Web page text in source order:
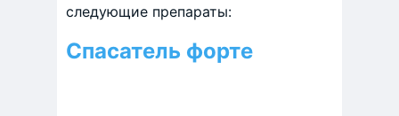
следующие препараты:
Спасатель форте